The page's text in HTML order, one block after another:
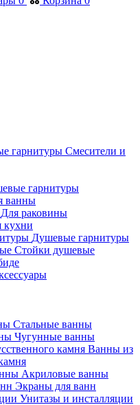
Смесители и
гарнитуры
ванны
Для раковины
кухни
Душевые гарнитуры
Стойки душевые
Стальные ванны
Чугунные ванны
Ванны из
Акриловые ванны
Экраны для ванн
Унитазы и инсталляции